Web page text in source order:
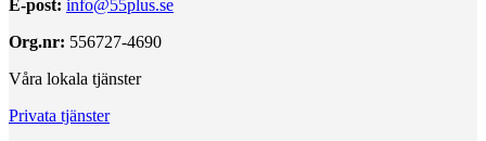
E-post: info@55plus.se
Org.nr: 556727-4690
Våra lokala tjänster
Privata tjänster